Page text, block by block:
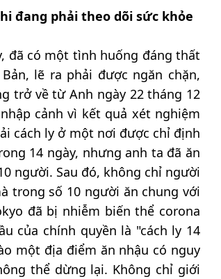
đang phải theo dõi sức khỏe
đã có một tình huống đáng thất
lẽ ra phải được ngăn chặn,
trở về từ Anh ngày 22 tháng 12
cảnh vì kết quả xét nghiệm
cách ly ở một nơi được chỉ định
14 ngày, nhưng anh ta đã ăn
người. Sau đó, không chỉ người
trong số 10 người ăn chung với
đã bị nhiễm biến thể corona
của chính quyền là "cách ly 14
một địa điểm ăn nhậu có nguy
thể dừng lại. Không chỉ giới